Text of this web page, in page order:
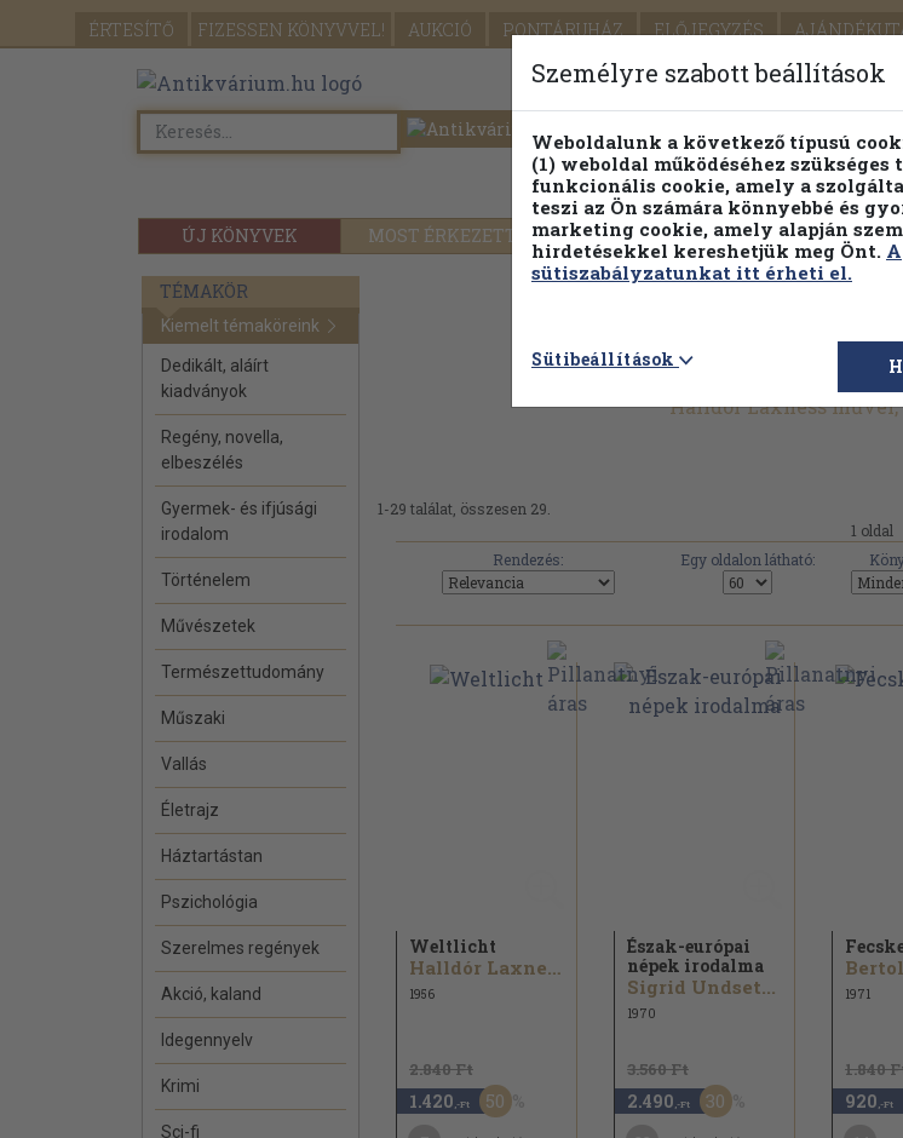
ÉRTESÍTŐ FIZESSEN KÖNYVVEL! AUKCIÓ PONTÁRUHÁZ ELŐJEGYZÉS
ÚJ KÖNYVEK MOST ÉRKEZETT PILLANATNYI ÁRAINK
Részletes kereső
TÉMAKÖR
Kiemelt témaköreink
Dedikált, aláírt
kiadványok
Regény, novella,
elbeszélés
Gyermek- és ifjúsági
irodalom
Történelem
Művészetek
Természettudomány
Műszaki
Vallás
Életrajz
Háztartástan
Pszichológia
Szerelmes regények
Akció, kaland
Idegennyelv
Krimi
Sci-fi
Halldór Laxness
1-29 találat, összesen 29.
1 oldal
Rendezés:
Egy oldalon látható:
Weltlicht
Halldór Laxness
1956
2.840 Ft
1.420 ,-Ft 50
Észak-európai
népek irodalma
Sigrid Undset...
1970
3.560 Ft
2.490 ,-Ft 30
1971
1.840
920 ,-Ft
Személyre szabott beállítások
Weboldalunk a következő típusú
(1) weboldal működéséhez
funkcionális cookie, amely a
teszi az Ön számára könnyebbé és
marketing cookie, amely alapján
hirdetésekkel kereshetjük meg Önt. A
sütiszabályzatunkat itt érheti el.
Sütibeállítások